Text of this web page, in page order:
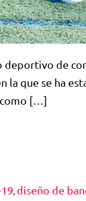
de
la que se ha
como […]
, diseño de